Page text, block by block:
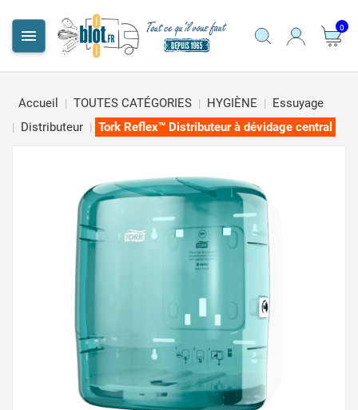
 0
Accueil TOUTES CATÉGORIES HYGIÈNE
Essuyage
Distributeur
Tork Reflex™ Distributeur à dévidage central